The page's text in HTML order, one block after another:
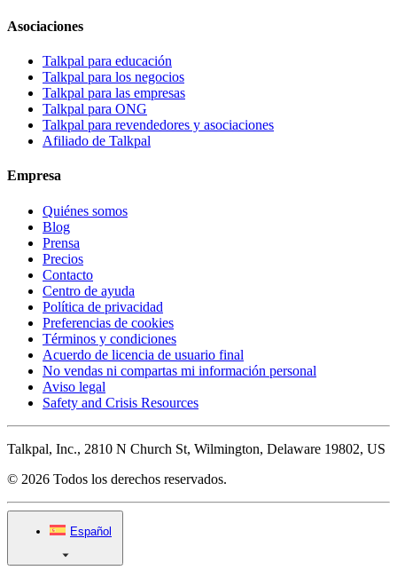
Asociaciones
Talkpal para educación
Talkpal para los negocios
Talkpal para las empresas
Talkpal para ONG
Talkpal para revendedores y asociaciones
Afiliado de Talkpal
Empresa
Quiénes somos
Blog
Prensa
Precios
Contacto
Centro de ayuda
Política de privacidad
Preferencias de cookies
Términos y condiciones
Acuerdo de licencia de usuario final
No vendas ni compartas mi información personal
Aviso legal
Safety and Crisis Resources
Talkpal, Inc., 2810 N Church St, Wilmington, Delaware 19802, US
© 2026 Todos los derechos reservados.
Español